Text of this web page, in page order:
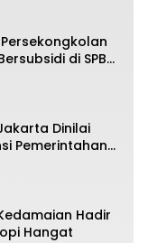
di SPBU
Dinilai
Pemerintahan
Hadir
Hangat